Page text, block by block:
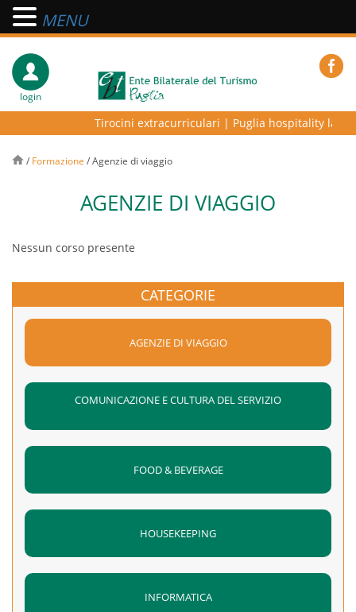
login
Tirocini extracurriculari|Puglia hospitality lab –
/ Formazione /Agenzie di viaggio
AGENZIE DI VIAGGIO
Nessun corso presente
CATEGORIE
AGENZIE DI VIAGGIO
COMUNICAZIONE E CULTURA DEL SERVIZIO
FOOD & BEVERAGE
HOUSEKEEPING
INFORMATICA
MENU